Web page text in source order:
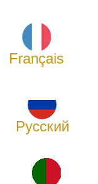
Français
Русский